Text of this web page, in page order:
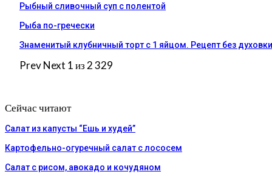
Рыбный сливочный суп с полентой
Рыба по-гречески
Знаменитый клубничный торт с 1 яйцом. Рецепт без
PrevNext 1 из 2 329
Сейчас читают
Салат из капусты “Ешь и худей”
Картофельно-огуречный салат с лососем
Салат с рисом, авокадо и кочудяном